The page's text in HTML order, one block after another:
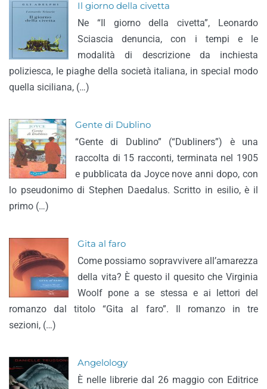
Il giorno della civetta
Ne “Il giorno della civetta”, Leonardo
Sciascia denuncia, con i tempi e le
modalità di descrizione da inchiesta
poliziesca, le piaghe della società italiana, in special modo
quella siciliana, (…)
Gente di Dublino
“Gente di Dublino” (“Dubliners”) è una
raccolta di 15 racconti, terminata nel 1905
e pubblicata da Joyce nove anni dopo, con
lo pseudonimo di Stephen Daedalus. Scritto in esilio, è il
primo (…)
Gita al faro
Come possiamo sopravvivere all’amarezza
della vita? È questo il quesito che Virginia
Woolf pone a se stessa e ai lettori del
romanzo dal titolo “Gita al faro”. Il romanzo in tre
sezioni, (…)
Angelology
È nelle librerie dal 26 maggio con Editrice